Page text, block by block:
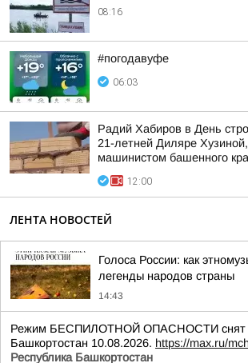
08:16
#погодавуфе
06:03
Радий Хабиров в День
21-летней Диляре
машинистом башенного
12:00
ЛЕНТА НОВОСТЕЙ
Голоса России: как
легенды народов страны
14:43
Режим БЕСПИЛОТНОЙ ОПАСНОСТИ снят в
Башкортостан 10.08.2026. https://max.ru/
Республика Башкортостан